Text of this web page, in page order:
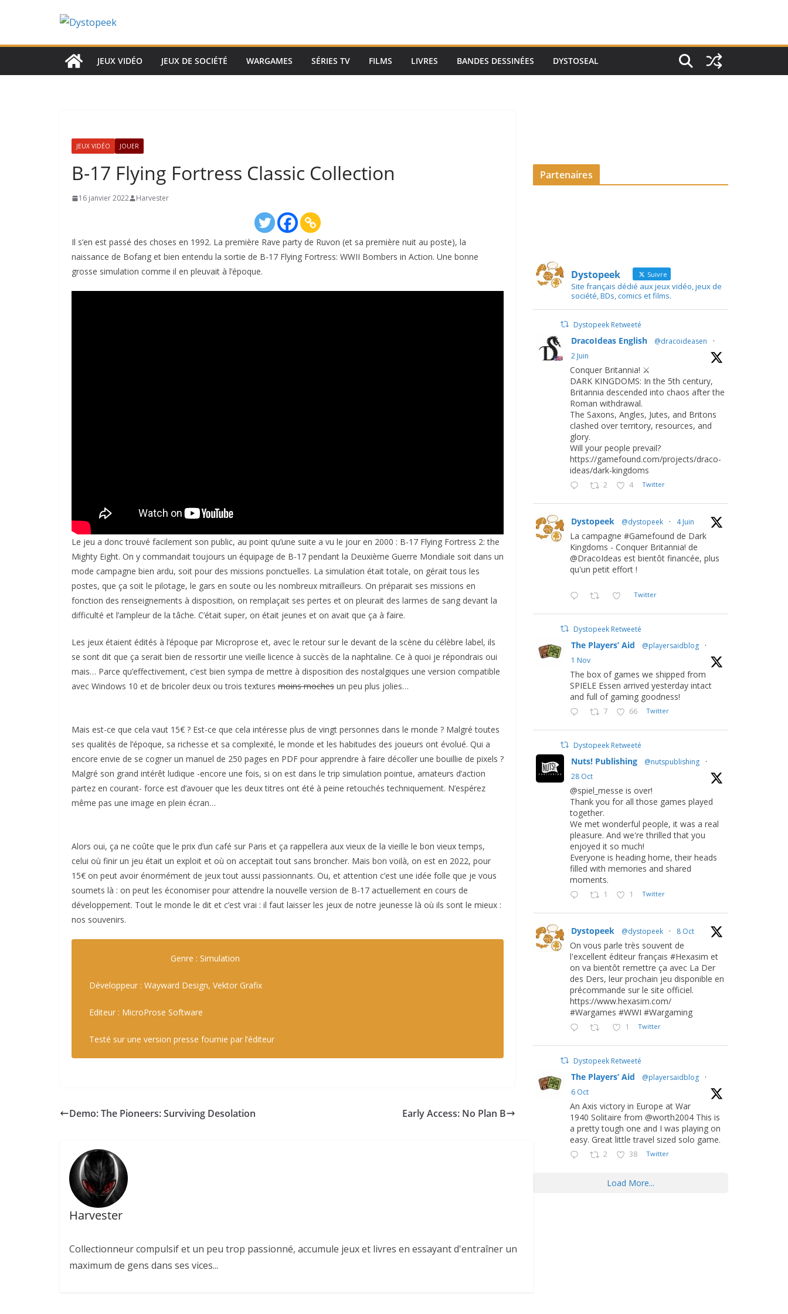
JEUX VIDÉO JEUX DE SOCIÉTÉ WARGAMES SÉRIES TV FILMS LIVRES BANDES DESSINÉES DYSTOSEAL
JEUX VIDÉO JOUER
B-17 Flying Fortress Classic Collection
16 janvier 2022 Harvester
Il s’en est passé des choses en 1992. La première Rave party de Ruvon (et sa première nuit au poste), la
naissance de Bofang et bien entendu la sortie de B-17 Flying Fortress: WWII Bombers in Action. Une bonne
grosse simulation comme il en pleuvait à l’époque.
Le jeu a donc trouvé facilement son public, au point qu’une suite a vu le jour en 2000 : B-17 Flying Fortress 2: the
Mighty Eight. On y commandait toujours un équipage de B-17 pendant la Deuxième Guerre Mondiale soit dans un
mode campagne bien ardu, soit pour des missions ponctuelles. La simulation était totale, on gérait tous les
postes, que ça soit le pilotage, le gars en soute ou les nombreux mitrailleurs. On préparait ses missions en
fonction des renseignements à disposition, on remplaçait ses pertes et on pleurait des larmes de sang devant la
difficulté et l’ampleur de la tâche. C’était super, on était jeunes et on avait que ça à faire.
Les jeux étaient édités à l’époque par Microprose et, avec le retour sur le devant de la scène du célèbre label, ils
se sont dit que ça serait bien de ressortir une vieille licence à succès de la naphtaline. Ce à quoi je répondrais oui
mais… Parce qu’effectivement, c’est bien sympa de mettre à disposition des nostalgiques une version compatible
avec Windows 10 et de bricoler deux ou trois textures moins moches un peu plus jolies…
Mais est-ce que cela vaut 15€ ? Est-ce que cela intéresse plus de vingt personnes dans le monde ? Malgré toutes
ses qualités de l’époque, sa richesse et sa complexité, le monde et les habitudes des joueurs ont évolué. Qui a
encore envie de se cogner un manuel de 250 pages en PDF pour apprendre à faire décoller une bouillie de pixels ?
Malgré son grand intérêt ludique -encore une fois, si on est dans le trip simulation pointue, amateurs d’action
partez en courant- force est d’avouer que les deux titres ont été à peine retouchés techniquement. N’espérez
même pas une image en plein écran…
Alors oui, ça ne coûte que le prix d’un café sur Paris et ça rappellera aux vieux de la vieille le bon vieux temps,
celui où finir un jeu était un exploit et où on acceptait tout sans broncher. Mais bon voilà, on est en 2022, pour
15€ on peut avoir énormément de jeux tout aussi passionnants. Ou, et attention c’est une idée folle que je vous
soumets là : on peut les économiser pour attendre la nouvelle version de B-17 actuellement en cours de
développement. Tout le monde le dit et c’est vrai : il faut laisser les jeux de notre jeunesse là où ils sont le mieux :
nos souvenirs.
Genre : Simulation
Développeur : Wayward Design, Vektor Grafix
Editeur : MicroProse Software
Testé sur une version presse fournie par l’éditeur
Demo: The Pioneers: Surviving Desolation Early Access: No Plan B
Harvester
Collectionneur compulsif et un peu trop passionné, accumule jeux et livres en essayant d'entraîner un
maximum de gens dans ses vices...
Partenaires
Dystopeek Suivre
Site français dédié aux jeux vidéo, jeux de
société, BDs, comics et films.
Dystopeek Retweeté
DracoIdeas English @dracoideasen
·
2 Juin
Conquer Britannia! ⚔️
DARK KINGDOMS: In the 5th century,
Britannia descended into chaos after the
Roman withdrawal.
The Saxons, Angles, Jutes, and Britons
clashed over territory, resources, and
glory.
Will your people prevail?
https://gamefound.com/projects/draco-
ideas/dark-kingdoms
2 4 Twitter
Dystopeek @dystopeek · 4 Juin
La campagne #Gamefound de Dark
Kingdoms - Conquer Britannia! de
@DracoIdeas est bientôt financée, plus
qu'un petit effort !
Twitter
Dystopeek Retweeté
The Players’ Aid @playersaidblog
·
1 Nov
The box of games we shipped from
SPIELE Essen arrived yesterday intact
and full of gaming goodness!
7 66 Twitter
Dystopeek Retweeté
Nuts! Publishing @nutspublishing
·
28 Oct
@spiel_messe is over!
Thank you for all those games played
together.
We met wonderful people, it was a real
pleasure. And we're thrilled that you
enjoyed it so much!
Everyone is heading home, their heads
filled with memories and shared
moments.
1 1 Twitter
Dystopeek @dystopeek · 8 Oct
On vous parle très souvent de
l'excellent éditeur français #Hexasim et
on va bientôt remettre ça avec La Der
des Ders, leur prochain jeu disponible en
précommande sur le site officiel.
https://www.hexasim.com/
#Wargames #WWI #Wargaming
1 Twitter
Dystopeek Retweeté
The Players’ Aid @playersaidblog
·
6 Oct
An Axis victory in Europe at War
1940 Solitaire from @worth2004 This is
a pretty tough one and I was playing on
easy. Great little travel sized solo game.
2 38 Twitter
Load More...